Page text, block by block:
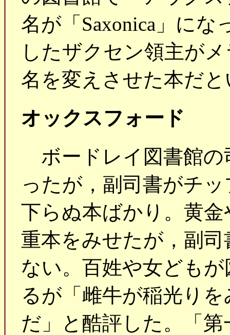
名が「Saxonica」に
したザクセン領主が
名を変えさせた本だ
オックスフォード
ボードレイ図書館の
ったが，副司書がチ
下らぬ本ばかり。黄
重本をみせたが，副
ない。百姓や女ども
るが「雌牛が稲光り
だ」と酷評した。「